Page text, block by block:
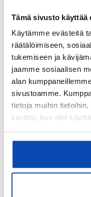
Tämä sivusto käyttää
Käytämme evästeitä
räätälöimiseen,
tukemiseen ja
jaamme sosiaalisen
alan
sivustoamme.
tietoja muihin
kerätty, kun olet
Kiinteistö
Kiinteistötunnus:
734-418-1-103
Valmistumisvuosi:
1968
Rakennus- ja